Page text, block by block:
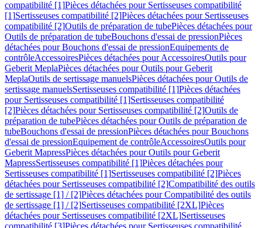
compatibilité [1]Pièces détachées pour Sertisseuses compatibilité
[1]Sertisseuses compatibilité [2]Pièces détachées pour Sertisseuses
compatibilité [2]Outils de préparation de tubePièces détachées pour
Outils de préparation de tubeBouchons d'essai de pressionPièces
détachées pour Bouchons d'essai de pressionEquipements de
contrôleAccessoiresPièces détachées pour AccessoiresOutils pour
Geberit MeplaPièces détachées pour Outils pour Geberit
MeplaOutils de sertissage manuelsPièces détachées pour Outils de
sertissage manuelsSertisseuses compatibilité [1]Pièces détachées
pour Sertisseuses compatibilité [1]Sertisseuses compatibilité
[2]Pièces détachées pour Sertisseuses compatibilité [2]Outils de
préparation de tubePièces détachées pour Outils de préparation de
tubeBouchons d'essai de pressionPièces détachées pour Bouchons
d'essai de pressionEquipement de contrôleAccessoiresOutils pour
Geberit MapressPièces détachées pour Outils pour Geberit
MapressSertisseuses compatibilité [1]Pièces détachées pour
Sertisseuses compatibilité [1]Sertisseuses compatibilité [2]Pièces
détachées pour Sertisseuses compatibilité [2]Compatibilité des outils
de sertissage [1] / [2]Pièces détachées pour Compatibilité des outils
de sertissage [1] / [2]Sertisseuses compatibilité [2XL]Pièces
détachées pour Sertisseuses compatibilité [2XL]Sertisseuses
compatibilité [3]Pièces détachées pour Sertisseuses compatibilité